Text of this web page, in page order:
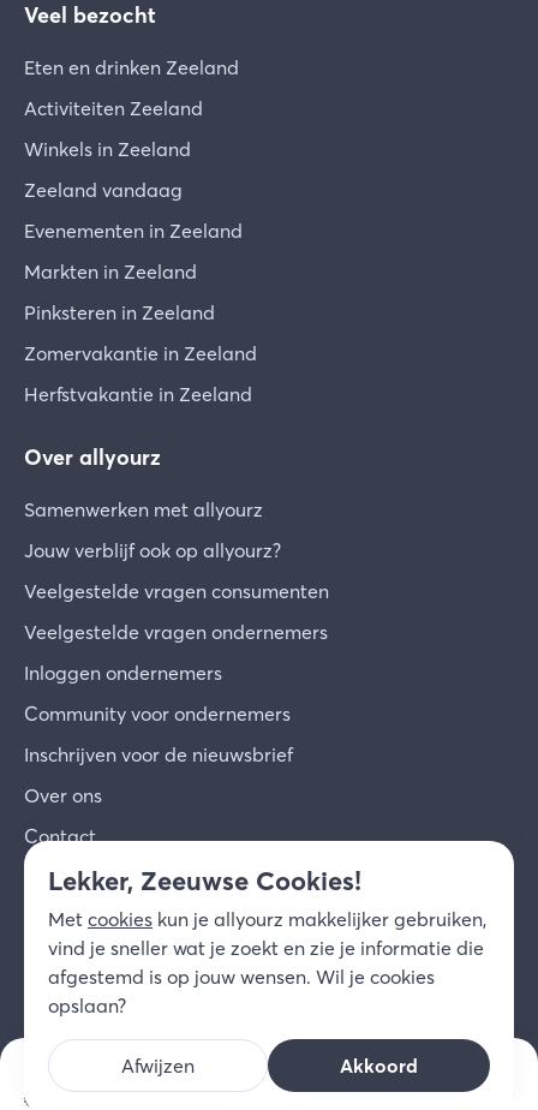
v.a. prijs/nacht
€ 120,92 Kies datum
Veel bezocht
Eten en drinken Zeeland
Activiteiten Zeeland
Winkels in Zeeland
Zeeland vandaag
Evenementen in Zeeland
Markten in Zeeland
Pinksteren in Zeeland
Zomervakantie in Zeeland
Herfstvakantie in Zeeland
Over allyourz
Samenwerken met allyourz
Jouw verblijf ook op allyourz?
Veelgestelde vragen consumenten
Veelgestelde vragen ondernemers
Inloggen ondernemers
Community voor ondernemers
Inschrijven voor de nieuwsbrief
Over ons
Contact
© 2026 allyourz b.v.
Privacy
Cookies Disclaimer
Lekker, Zeeuwse Cookies!
Met cookies kun je allyourz makkelijker gebruiken,
vind je sneller wat je zoekt en zie je informatie die
afgestemd is op jouw wensen. Wil je cookies
opslaan?
Afwijzen Akkoord